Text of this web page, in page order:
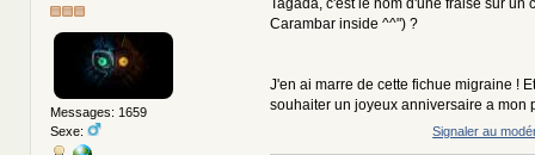
Messages: 1659
Sexe:
Tagada, c'est le nom d'une fraise sur un
Carambar inside ^^") ?
J'en ai marre de cette fichue migraine !
souhaiter un joyeux anniversaire a mon
Signaler au